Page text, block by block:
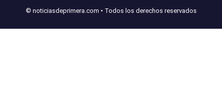
© noticiasdeprimera.com • Todos los derechos reservados